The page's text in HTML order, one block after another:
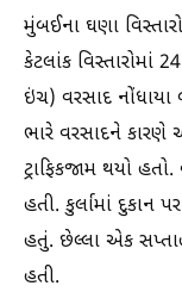
મુંબઈના ઘણા
કેટલાંક વિસ્તારોમાં
ઇંચ) વરસાદ
ભારે વરસાદને કારણે
ટ્રાફિકજામ થયો
હતી. કુર્લામાં દુકાન
હતું. છેલ્લા એક
હતી.